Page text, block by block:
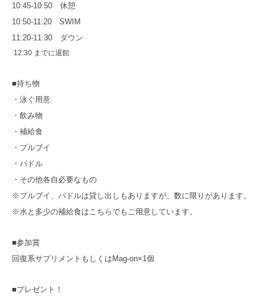
10:45-10:50 休憩
10:50-11:20 SWIM
11:20-11:30 ダウン
12:30 までに退館
■持ち物
・泳ぐ用意
・飲み物
・補給食
・プルブイ
・パドル
・その他各自必要なもの
※プルブイ、パドルは貸し出しもありますが、数に限りがあります。
※水と多少の補給食はこちらでもご用意しています。
■参加賞
回復系サプリメントもしくはMag-on×1個
■プレゼント！